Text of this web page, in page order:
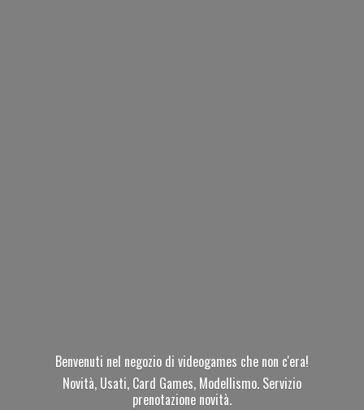
Benvenuti nel negozio di videogames che non c'era!
Novità, Usati, Card Games, Modellismo. Servizio
prenotazione novità.